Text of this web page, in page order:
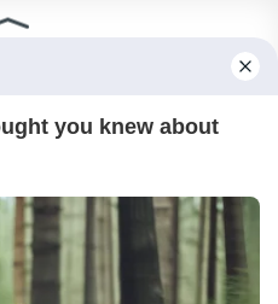
КНИГА РЕЦЕПТІВ
. POWERED BY